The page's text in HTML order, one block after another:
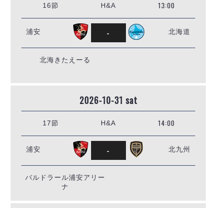
16節 H&A 13:00
浦安 - 北海道
北海きたえーる
2026-10-31 sat
17節 H&A 14:00
浦安 - 北九州
バルドラール浦安アリー
ナ